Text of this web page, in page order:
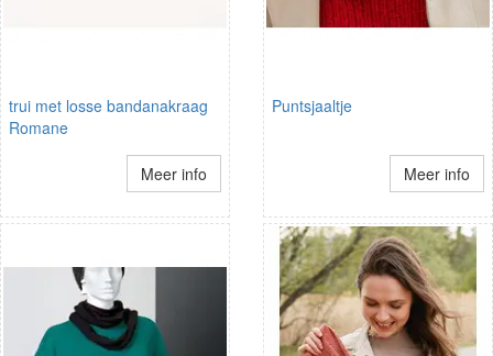
trui met losse bandanakraag
Romane
Meer info
Puntsjaaltje
Meer info